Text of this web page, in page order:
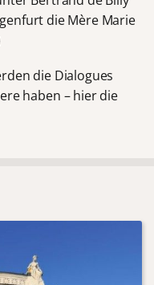
die Mère Marie
die Dialogues
haben – hier die